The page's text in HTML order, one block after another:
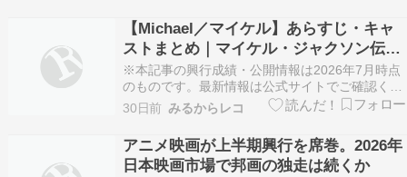
冒頭37分の“ワンカット風ゾンビ映画”に隠された
仕掛けが明らかになる中盤以降の展開は、観客の
予想を…
【Michael／マイケル】あらすじ・キャ
ストまとめ｜マイケル・ジャクソン伝記
映画、世界興収歴代1位の理由を解説
※本記事の興行成績・公開情報は2026年7月時点
のものです。最新情報は公式サイトでご確認くだ
さい。 キング・オブ・ポップ、マイケル・ジャク
ソンの人生と音楽を描いた伝記映画『Michael／
マイケル』が、音楽伝記映画として世界興行収入
歴代1位を記録する大ヒットを飛ばしています。
2…
30日前 みるからレコ
アニメ映画が上半期興行を席巻。2026年
日本映画市場で邦画の独走は続くか